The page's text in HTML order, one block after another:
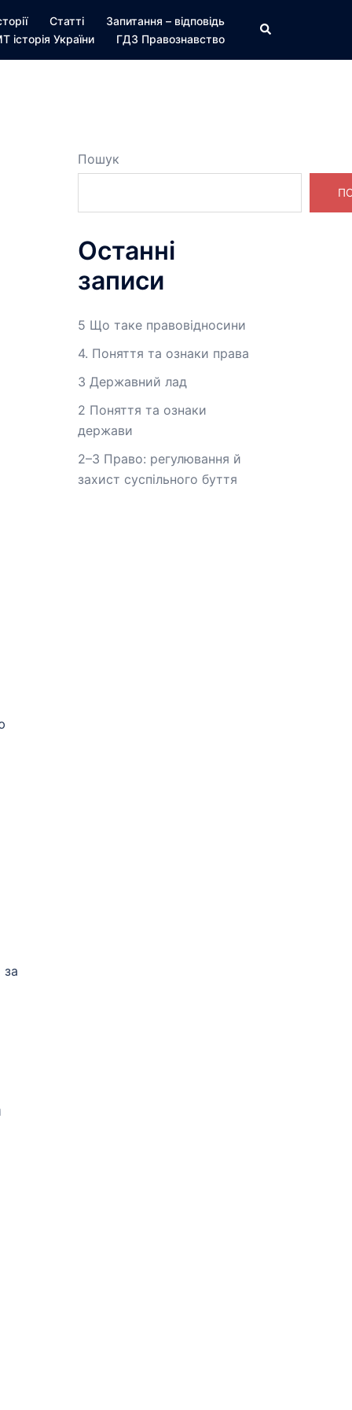
Статті
Запитання – відповідь
історія України
ГДЗ Правознавство
Пошук
Пошук
Останні
записи
5 Що таке правовідносини
4. Поняття та ознаки права
3 Державний лад
2 Поняття та ознаки
держави
2–3 Право: регулювання й
захист суспільного буття